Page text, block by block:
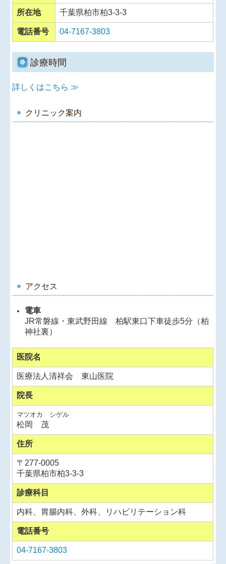
個人情報保護方針
クリニック案内
アクセス
電車
JR常磐線・東武野田線 柏駅東口下車徒歩5分（柏
神社裏）
医院名
医療法人清祥会 東山医院
院長
マツオカ シゲル
松岡 茂
住所
〒 277-0005
千葉県柏市柏3-3-3
診療科目
内科、胃腸内科、外科、リハビリテーション科
電話番号
04-7167-3803
所在地 千葉県柏市柏3-3-3
電話番号 04-7167-3803
診療時間
詳しくはこちら ≫